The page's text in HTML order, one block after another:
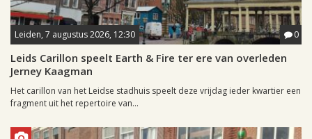
Leiden, 7 augustus 2026, 12:30 0
Leids Carillon speelt Earth & Fire ter ere van overleden
Jerney Kaagman
Het carillon van het Leidse stadhuis speelt deze vrijdag ieder kwartier een
fragment uit het repertoire van...